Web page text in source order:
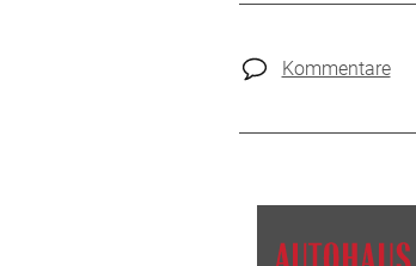
Kommentare